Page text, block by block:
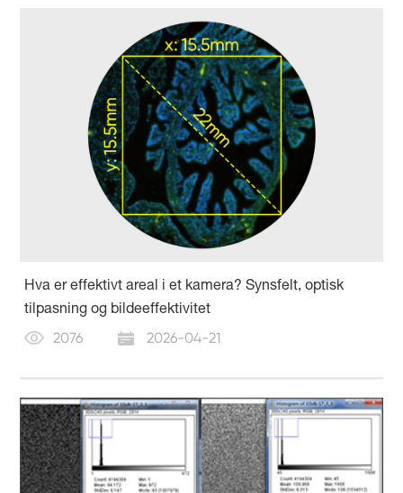
Hva er effektivt areal i et kamera? Synsfelt, optisk
tilpasning og bildeeffektivitet
2076 2026-04-21